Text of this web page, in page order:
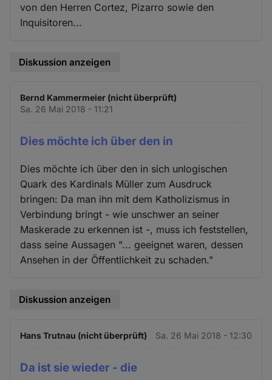
von den Herren Cortez, Pizarro sowie den
Inquisitoren...
Diskussion anzeigen
Bernd Kammermeier (nicht überprüft)
Sa. 26 Mai 2018 - 11:21
Dies möchte ich über den in
Dies möchte ich über den in sich unlogischen
Quark des Kardinals Müller zum Ausdruck
bringen: Da man ihn mit dem Katholizismus in
Verbindung bringt - wie unschwer an seiner
Maskerade zu erkennen ist -, muss ich feststellen,
dass seine Aussagen "... geeignet waren, dessen
Ansehen in der Öffentlichkeit zu schaden."
Diskussion anzeigen
Hans Trutnau (nicht überprüft) Sa. 26 Mai 2018 - 12:30
Da ist sie wieder - die